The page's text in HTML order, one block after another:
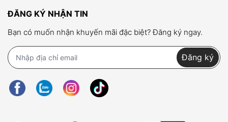
Mạng Tháng 8, P.12, Q.10, TP.HCM
Bước 3:Niixt Parfums kiểm tra và tiến hành đổi
mới hoặc hoàn tiền trong vòng 24h - 48h làm
việc.
Phí vận chuyển:
Niixt chi trả 100% nếu lỗi từ phía
ĐĂNG KÝ NHẬN TIN
Bạn có muốn nhận khuyến mãi đặc biệt? Đăng ký ngay.
Đăng ký